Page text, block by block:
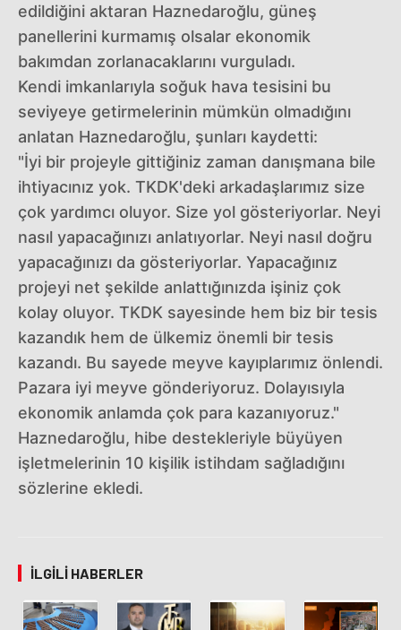
edildiğini aktaran Haznedaroğlu, güneş
panellerini kurmamış olsalar ekonomik
bakımdan zorlanacaklarını vurguladı.
Kendi imkanlarıyla soğuk hava tesisini bu
seviyeye getirmelerinin mümkün olmadığını
anlatan Haznedaroğlu, şunları kaydetti:
"İyi bir projeyle gittiğiniz zaman danışmana bile
ihtiyacınız yok. TKDK'deki arkadaşlarımız size
çok yardımcı oluyor. Size yol gösteriyorlar. Neyi
nasıl yapacağınızı anlatıyorlar. Neyi nasıl doğru
yapacağınızı da gösteriyorlar. Yapacağınız
projeyi net şekilde anlattığınızda işiniz çok
kolay oluyor. TKDK sayesinde hem biz bir tesis
kazandık hem de ülkemiz önemli bir tesis
kazandı. Bu sayede meyve kayıplarımız önlendi.
Pazara iyi meyve gönderiyoruz. Dolayısıyla
ekonomik anlamda çok para kazanıyoruz."
Haznedaroğlu, hibe destekleriyle büyüyen
işletmelerinin 10 kişilik istihdam sağladığını
sözlerine ekledi.
İLGILI HABERLER